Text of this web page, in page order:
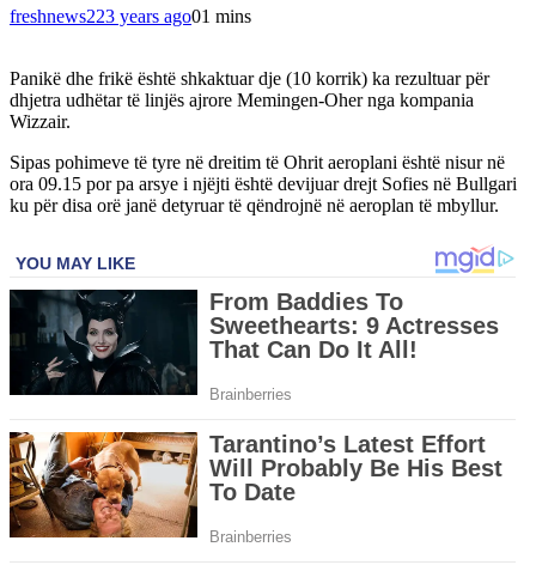
freshnews223 years ago01 mins
Panikë dhe frikë është shkaktuar dje (10 korrik) ka rezultuar për
dhjetra udhëtar të linjës ajrore Memingen-Oher nga kompania
Wizzair.
Sipas pohimeve të tyre në dreitim të Ohrit aeroplani është nisur në
ora 09.15 por pa arsye i njëjti është devijuar drejt Sofies në Bullgari
ku për disa orë janë detyruar të qëndrojnë në aeroplan të mbyllur.